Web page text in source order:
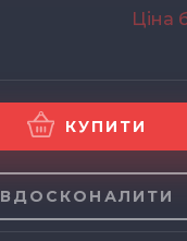
Ціна
КУПИТИ
ВДОСКОНАЛИТИ